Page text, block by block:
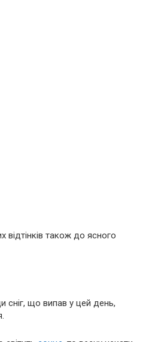
відтінків також до ясного
сніг, що випав у цей день,